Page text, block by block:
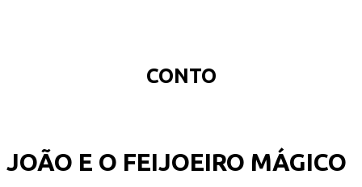
CONTO
JOÃO E O FEIJOEIRO MÁGICO